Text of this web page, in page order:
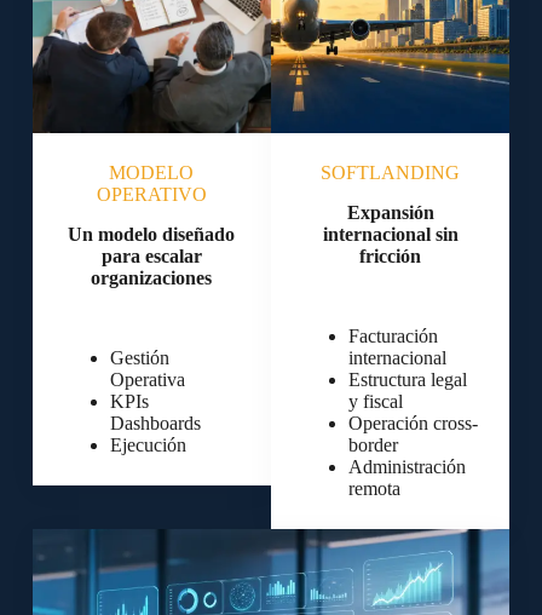
MODELO
OPERATIVO
Un modelo diseñado
para escalar
organizaciones
Gestión
Operativa
KPIs
Dashboards
Ejecución
SOFTLANDING
Expansión
internacional sin
fricción
Facturación
internacional
Estructura legal
y fiscal
Operación cross-
border
Administración
remota